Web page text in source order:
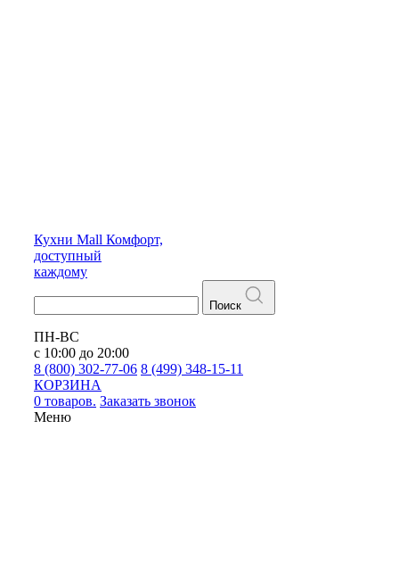
Кухни Mall Комфорт,
доступный
каждому
Поиск
ПН-ВС
с 10:00 до 20:00
8 (800) 302-77-06 8 (499) 348-15-11
КОРЗИНА
0 товаров. Заказать звонок
Меню